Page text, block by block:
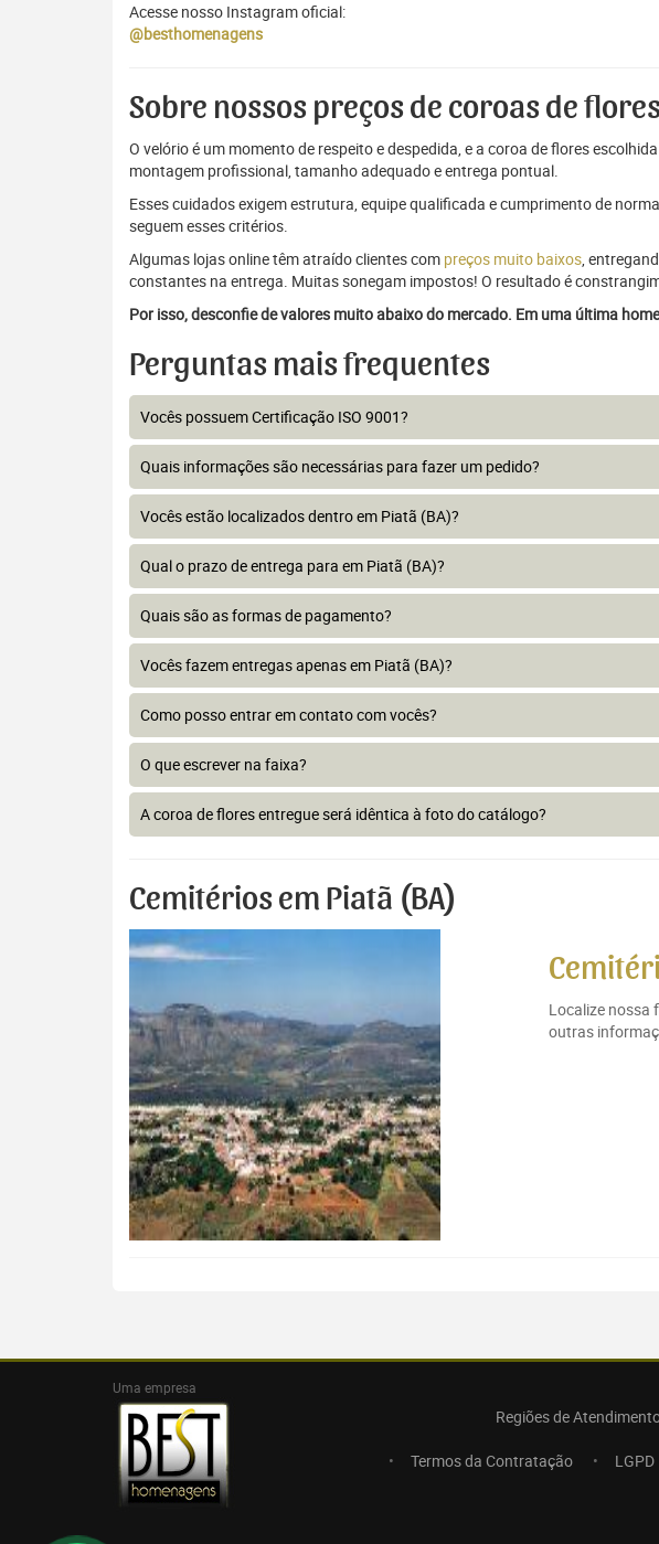
Acesse nosso Instagram oficial:
@besthomenagens
Sobre nossos preços de coroas de flores
O velório é um momento de respeito e despedida, e a coroa de flores
montagem profissional, tamanho adequado e entrega pontual.
Esses cuidados exigem estrutura, equipe qualificada e cumprimento de
seguem esses critérios.
Algumas lojas online têm atraído clientes com preços muito baixos,
constantes na entrega. Muitas sonegam impostos! O resultado é
Por isso, desconfie de valores muito abaixo do mercado. Em uma última
Perguntas mais frequentes
Vocês possuem Certificação ISO 9001?
Quais informações são necessárias para fazer um pedido?
Vocês estão localizados dentro em Piatã (BA)?
Qual o prazo de entrega para em Piatã (BA)?
Quais são as formas de pagamento?
Vocês fazem entregas apenas em Piatã (BA)?
Como posso entrar em contato com vocês?
O que escrever na faixa?
A coroa de flores entregue será idêntica à foto do catálogo?
Cemitérios em Piatã (BA)
Localize nossa
outras
Uma empresa
Regiões de
Termos da Contratação LGPD